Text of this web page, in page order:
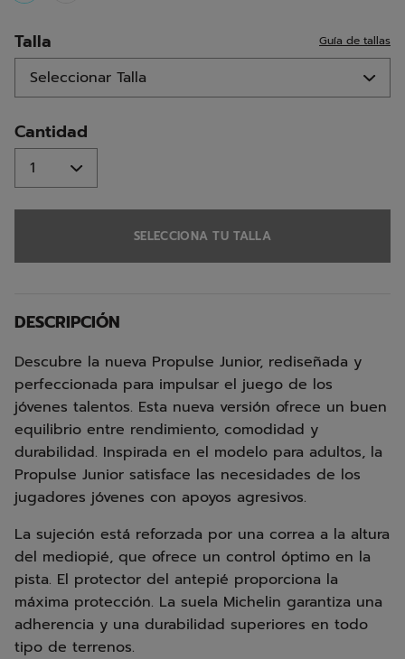
selected
Talla Guía de tallas
Cantidad
SELECCIONA TU TALLA
DESCRIPCIÓN
Descubre la nueva Propulse Junior, rediseñada y
perfeccionada para impulsar el juego de los
jóvenes talentos. Esta nueva versión ofrece un buen
equilibrio entre rendimiento, comodidad y
durabilidad. Inspirada en el modelo para adultos, la
Propulse Junior satisface las necesidades de los
jugadores jóvenes con apoyos agresivos.
La sujeción está reforzada por una correa a la altura
del mediopié, que ofrece un control óptimo en la
pista. El protector del antepié proporciona la
máxima protección. La suela Michelin garantiza una
adherencia y una durabilidad superiores en todo
tipo de terrenos.